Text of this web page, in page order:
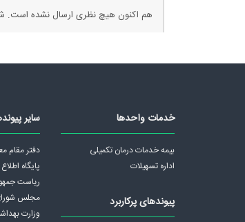
هم اکنون هیچ نظری ارسال نشده است.
خدمات واحدها
بیمه خدمات درمان تکمیلی
اداره تسهیلات
پیوندهای پرکاربرد
سایر
دفتر مقام
پايگاه
ریاست
مجلس
وزارت